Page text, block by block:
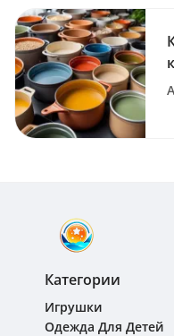
Категории
Игрушки
Одежда Для Детей